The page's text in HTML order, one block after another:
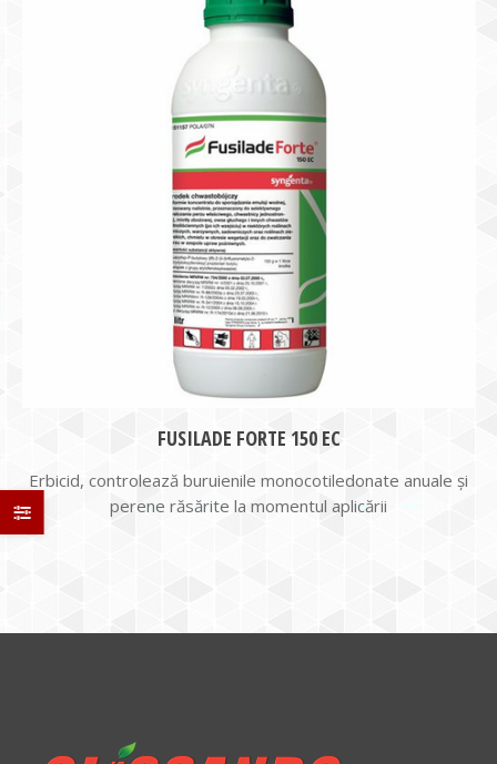
FUSILADE FORTE 150 EC
Erbicid, controlează buruienile monocotiledonate anuale şi
perene răsărite la momentul aplicării